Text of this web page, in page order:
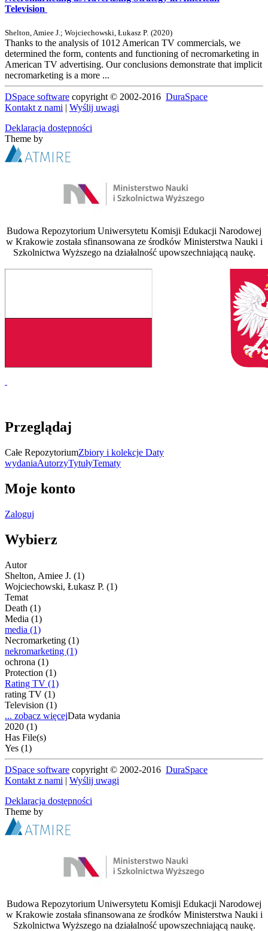
Television
Shelton, Amiee J.; Wojciechowski, Łukasz P. (2020)
Thanks to the analysis of 1012 American TV commercials, we
determined the form, contents and functioning of necromarketing in
American TV advertising. Our conclusions demonstrate that implicit
necromarketing is a more ...
DSpace software copyright © 2002-2016 DuraSpace
Kontakt z nami | Wyślij uwagi
Deklaracja dostępności
Theme by
Budowa Repozytorium Uniwersytetu Komisji Edukacji Narodowej
w Krakowie została sfinansowana ze środków Ministerstwa Nauki i
Szkolnictwa Wyższego na działalność upowszechniającą naukę.
Przeglądaj
Całe RepozytoriumZbiory i kolekcje Daty
wydaniaAutorzyTytułyTematy
Moje konto
Zaloguj
Wybierz
Autor
Shelton, Amiee J. (1)
Wojciechowski, Łukasz P. (1)
Temat
Death (1)
Media (1)
media (1)
Necromarketing (1)
nekromarketing (1)
ochrona (1)
Protection (1)
Rating TV (1)
rating TV (1)
Television (1)
... zobacz więcejData wydania
2020 (1)
Has File(s)
Yes (1)
DSpace software copyright © 2002-2016 DuraSpace
Kontakt z nami | Wyślij uwagi
Deklaracja dostępności
Theme by
Budowa Repozytorium Uniwersytetu Komisji Edukacji Narodowej
w Krakowie została sfinansowana ze środków Ministerstwa Nauki i
Szkolnictwa Wyższego na działalność upowszechniającą naukę.